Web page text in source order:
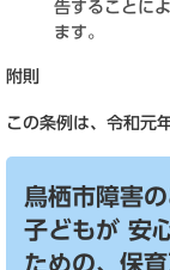
告することに
ます。
附則
この条例は、令和元
鳥栖市障害
子どもが 安
ための、保